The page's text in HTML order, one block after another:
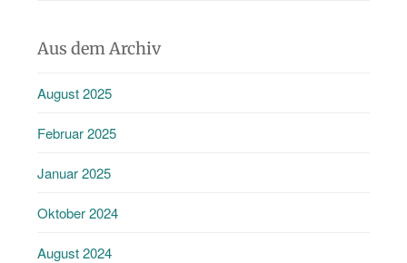
Aus dem Archiv
August 2025
Februar 2025
Januar 2025
Oktober 2024
August 2024